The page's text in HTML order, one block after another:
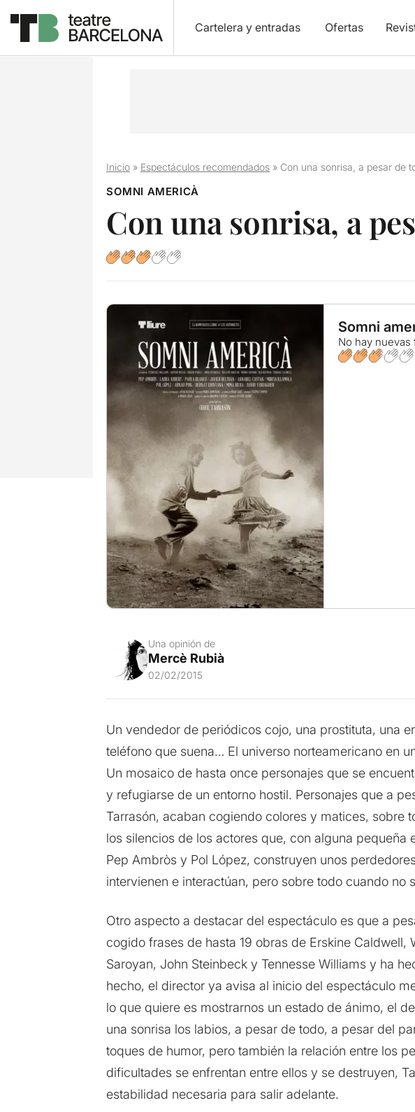
Cartelera y entradas Ofertas
Inicio» Espectáculos recomendados» Con una sonrisa, a pesar de
SOMNI AMERICÀ
Con una sonrisa, a
Somni
No hay nuevas
Una opinión de
Mercè Rubià
02/02/2015
Un vendedor de periódicos cojo, una prostituta, una
teléfono que suena… El universo norteamericano en
Un mosaico de hasta once personajes que se
y refugiarse de un entorno hostil. Personajes que a
Tarrasón, acaban cogiendo colores y matices, sobre
los silencios de los actores que, con alguna
Pep Ambròs y Pol López, construyen unos
intervienen e interactúan, pero sobre todo cuando no
Otro aspecto a destacar del espectáculo es que a
cogido frases de hasta 19 obras de Erskine Caldwell,
Saroyan, John Steinbeck y Tennesse Williams y ha
hecho, el director ya avisa al inicio del espectáculo
lo que quiere es mostrarnos un estado de ánimo, el
una sonrisa los labios, a pesar de todo, a pesar del
toques de humor, pero también la relación entre los
dificultades se enfrentan entre ellos y se destruyen,
estabilidad necesaria para salir adelante.